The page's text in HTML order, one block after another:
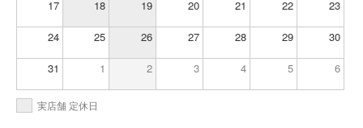
17 18 19 20 21 22 23
24 25 26 27 28 29 30
31 1 2 3 4 5 6
実店舗 定休日